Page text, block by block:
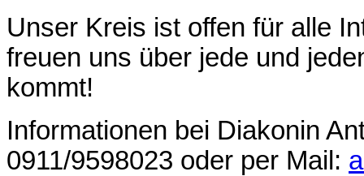
Unser Kreis ist offen für alle
freuen uns über jede und
kommt!
Informationen bei Diakonin
0911/9598023 oder per Mail: